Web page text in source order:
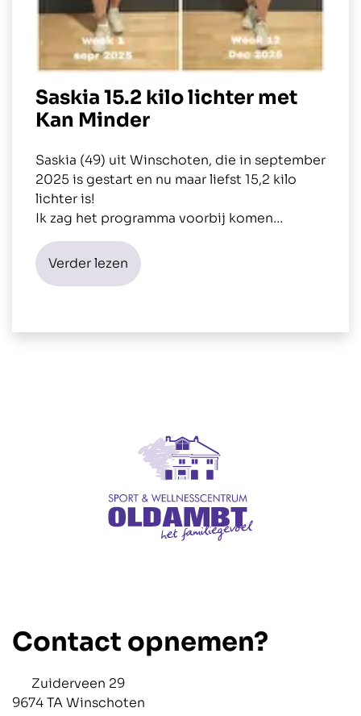
Saskia 15.2 kilo lichter met
Kan Minder
Saskia (49) uit Winschoten, die in september
2025 is gestart en nu maar liefst 15,2 kilo
lichter is!
Ik zag het programma voorbij komen…
Verder lezen
Contact opnemen?
Zuiderveen 29
9674 TA Winschoten